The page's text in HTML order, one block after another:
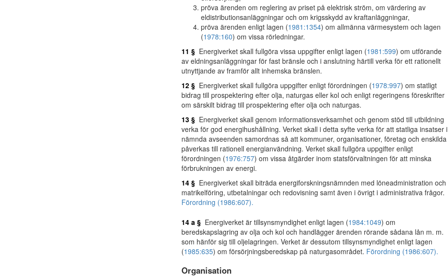
pröva ärenden om reglering av priset på elektrisk ström, om värdering av
eldistributionsanläggningar och om krigsskydd av kraftanläggningar,
pröva ärenden enligt lagen (1981:1354) om allmänna värmesystem och lagen
(1978:160) om vissa rörledningar.
11 § Energiverket skall fullgöra vissa uppgifter enligt lagen (1981:599) om utförande
av eldningsanläggningar för fast bränsle och i anslutning härtill verka för ett rationellt
utnyttjande av framför allt inhemska bränslen.
12 § Energiverket skall fullgöra uppgifter enligt förordningen (1978:997) om statligt
bidrag till prospektering efter olja, naturgas eller kol och enligt regeringens föreskrifter
om särskilt bidrag till prospektering efter olja och naturgas.
13 § Energiverket skall genom informationsverksamhet och genom stöd till utbildning
verka för god energihushållning. Verket skall i detta syfte verka för att statliga insatser i
nämnda avseenden samordnas så att kommuner, organisationer, företag och enskilda
påverkas till rationell energianvändning. Verket skall fullgöra uppgifter enligt
förordningen (1976:757) om vissa åtgärder inom statsförvaltningen för att minska
förbrukningen av energi.
14 § Energiverket skall biträda energiforskningsnämnden med löneadministration och
matrikelföring, utbetalningar och redovisning samt även i övrigt i administrativa frågor.
Förordning (1986:607).
14 a § Energiverket är tillsynsmyndighet enligt lagen (1984:1049) om
beredskapslagring av olja och kol och handlägger ärenden rörande sådana lån m. m.
som hänför sig till oljelagringen. Verket är dessutom tillsynsmyndighet enligt lagen
(1985:635) om försörjningsberedskap på naturgasområdet. Förordning (1986:607).
Organisation